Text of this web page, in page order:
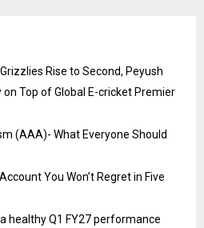
Rise to Second, Peyush
on Top of Global E-cricket Premier
(AAA)- What Everyone Should
You Won’t Regret in Five
healthy Q1 FY27 performance